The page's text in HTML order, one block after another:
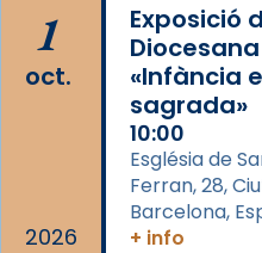
1
oct.
2026
Exposició
«Infància
sagrada»
10:00
Església de
Ferran, 28,
Barcelona,
+ info